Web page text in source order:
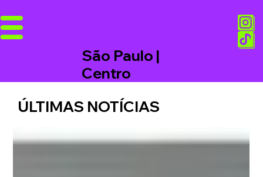
São Paulo |
Centro
ÚLTIMAS NOTÍCIAS